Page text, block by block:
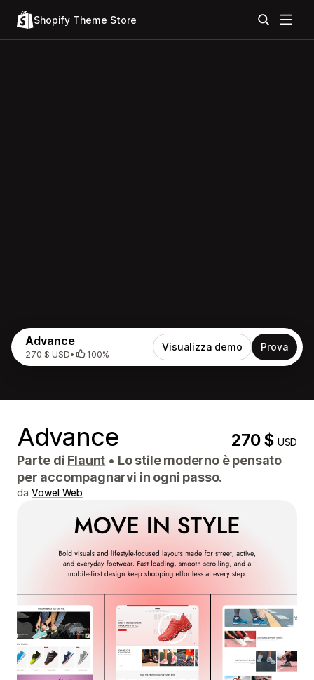
Shopify Theme Store
Advance
270 $ USD• 100%
Visualizza demo Prova
Advance 270 $USD
Parte di Flaunt • Lo stile moderno è pensato
per accompagnarvi in ​​ogni passo.
da Vowel Web